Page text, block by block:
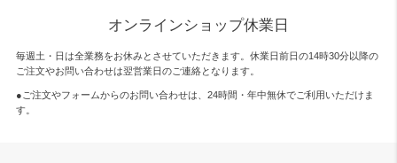
オンラインショップ休業日
毎週土・日は全業務をお休みとさせていただきます。休業日前日の14時30分以降の
ご注文やお問い合わせは翌営業日のご連絡となります。
●ご注文やフォームからのお問い合わせは、 24時間・年中無休でご利用いただけま
す。